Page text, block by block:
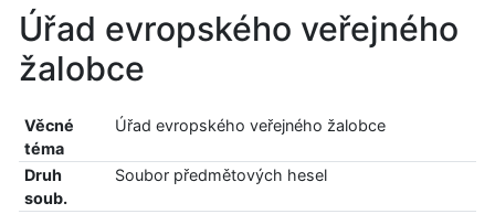
Úřad evropského veřejného
žalobce
Věcné
téma
Úřad evropského veřejného žalobce
Druh
soub.
Soubor předmětových hesel